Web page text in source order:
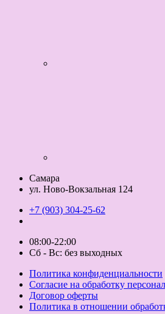
Самара
ул. Ново-Вокзальная 124
+7 (903) 304-25-62
08:00-22:00
Сб - Вс: без выходных
Политика конфиденциальности
Согласие на обработку
Договор оферты
Политика в отношении